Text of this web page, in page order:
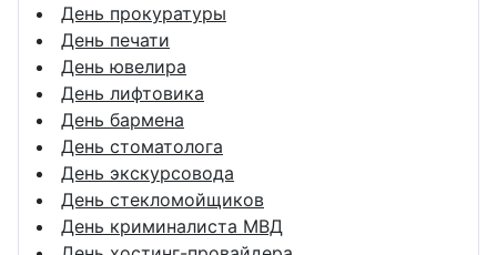
День прокуратуры
День печати
День ювелира
День лифтовика
День бармена
День стоматолога
День экскурсовода
День стекломойщиков
День криминалиста МВД